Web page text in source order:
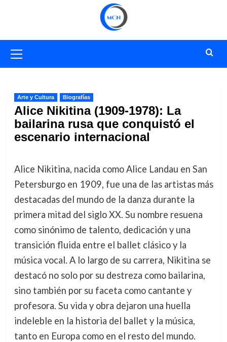
primario
Arte y Cultura Biografías
Alice Nikitina (1909-1978): La
bailarina rusa que conquistó el
escenario internacional
Alice Nikitina, nacida como Alice Landau en San
Petersburgo en 1909, fue una de las artistas más
destacadas del mundo de la danza durante la
primera mitad del siglo XX. Su nombre resuena
como sinónimo de talento, dedicación y una
transición fluida entre el ballet clásico y la
música vocal. A lo largo de su carrera, Nikitina se
destacó no solo por su destreza como bailarina,
sino también por su faceta como cantante y
profesora. Su vida y obra dejaron una huella
indeleble en la historia del ballet y la música,
tanto en Europa como en el resto del mundo.